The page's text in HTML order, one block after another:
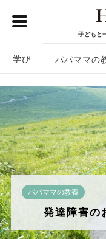
子どもと
学び パパママの
年齢別
学び